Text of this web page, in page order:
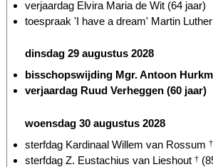
verjaardag Elvira Maria de Wit (64 jaar)
toespraak 'I have a dream' Martin
dinsdag 29 augustus 2028
bisschopswijding Mgr. Antoon
verjaardag Ruud Verheggen (60 jaar)
woensdag 30 augustus 2028
sterfdag Kardinaal Willem van Rossum †
sterfdag Z. Eustachius van Lieshout †